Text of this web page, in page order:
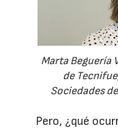
Marta Beguería
de
Sociedades
Pero, ¿qué